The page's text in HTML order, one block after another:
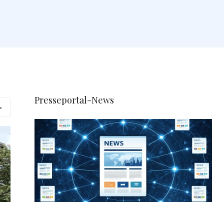
Presseportal-News